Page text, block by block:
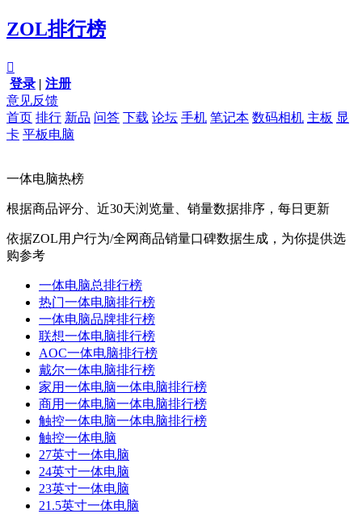
ZOL排行榜

登录 | 注册
意见反馈
首页 排行 新品 问答 下载 论坛 手机 笔记本 数码相机 主板 显
卡 平板电脑
一体电脑热榜
根据商品评分、近30天浏览量、销量数据排序，每日更新
依据ZOL用户行为/全网商品销量口碑数据生成，为你提供选
购参考
一体电脑总排行榜
热门一体电脑排行榜
一体电脑品牌排行榜
联想一体电脑排行榜
AOC一体电脑排行榜
戴尔一体电脑排行榜
家用一体电脑一体电脑排行榜
商用一体电脑一体电脑排行榜
触控一体电脑一体电脑排行榜
触控一体电脑
27英寸一体电脑
24英寸一体电脑
23英寸一体电脑
21.5英寸一体电脑